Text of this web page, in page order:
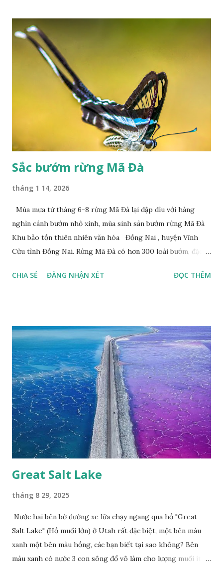
Sắc bướm rừng Mã Đà
tháng 1 14, 2026
Mùa mưa từ tháng 6-8 rừng Mã Đà lại dập dìu với hàng
nghìn cánh bướm nhỏ xinh, mùa sinh sản bướm rừng Mã Đà
Khu bảo tồn thiên nhiên văn hóa Đồng Nai , huyện Vĩnh
Cửu tỉnh Đồng Nai. Rừng Mã Đà có hơn 300 loài bướm, đặc
đuôi trắng (Lamproptera curius) đặc trưng là cái đuôi dài
Happy Việt Nam 2024 Vietnam.vn
CHIA SẺ ĐĂNG NHẬN XÉT ĐỌC THÊM
Great Salt Lake
tháng 8 29, 2025
Nước hai bên bờ đường xe lửa chạy ngang qua hồ "Great
Salt Lake" (Hồ muối lớn) ở Utah rất đặc biệt, một bên màu
xanh một bên màu hồng, các bạn biết tại sao không? Bên
màu xanh có nước 3 con sông đổ vô làm cho lượng muối ít,